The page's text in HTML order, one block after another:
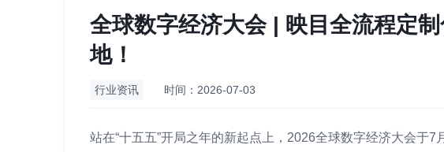
全球数字经济大会 | 映目全流程定
地！
行业资讯 时间：2026-07-03
站在“十五五”开局之年的新起点上，2026全球数字经济大会于